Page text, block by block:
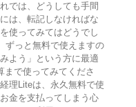
では、どうしても手間
は、転記しなければな
使ってみてはどうでし
ずっと無料で使えますの
よう」という方に最適
まで使ってみてくださ
理Liteは、永久無料で使
金を支払ってしまう心